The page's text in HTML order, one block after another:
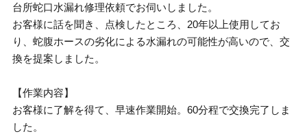
台所蛇口水漏れ修理依頼でお伺いしました。
お客様に話を聞き、点検したところ、20年以上使用してお
り、蛇腹ホースの劣化による水漏れの可能性が高いので、交
換を提案しました。
【作業内容】
お客様に了解を得て、早速作業開始。60分程で交換完了しま
した。